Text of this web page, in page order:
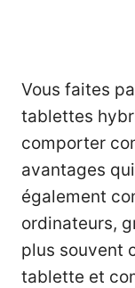
Vous faites
tablettes
comporter
avantages
également
ordinateurs,
plus souvent
tablette et